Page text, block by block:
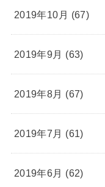
2019年10月 (67)
2019年9月 (63)
2019年8月 (67)
2019年7月 (61)
2019年6月 (62)